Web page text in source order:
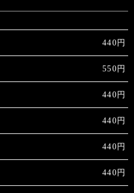
440円
550円
440円
440円
440円
440円